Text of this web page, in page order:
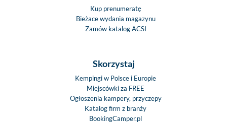
Kup prenumeratę
Bieżace wydania magazynu
Zamów katalog ACSI
Skorzystaj
Kempingi w Polsce i Europie
Miejscówki za FREE
Ogłoszenia kampery, przyczepy
Katalog firm z branży
BookingCamper.pl